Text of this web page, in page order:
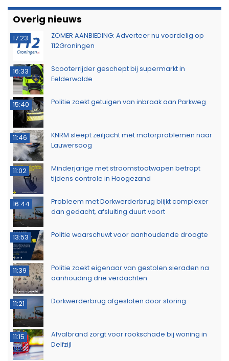
Overig nieuws
17:23
ZOMER AANBIEDING: Adverteer nu voordelig op
112Groningen
16:33
Scooterrijder geschept bij supermarkt in
Eelderwolde
15:40 Politie zoekt getuigen van inbraak aan Parkweg
11:46
KNRM sleept zeiljacht met motorproblemen naar
Lauwersoog
11:02
Minderjarige met stroomstootwapen betrapt
tijdens controle in Hoogezand
16:44
Probleem met Dorkwerderbrug blijkt complexer
dan gedacht, afsluiting duurt voort
13:53 Politie waarschuwt voor aanhoudende droogte
11:39
Politie zoekt eigenaar van gestolen sieraden na
aanhouding drie verdachten
11:21 Dorkwerderbrug afgesloten door storing
11:15
Afvalbrand zorgt voor rookschade bij woning in
Delfzijl